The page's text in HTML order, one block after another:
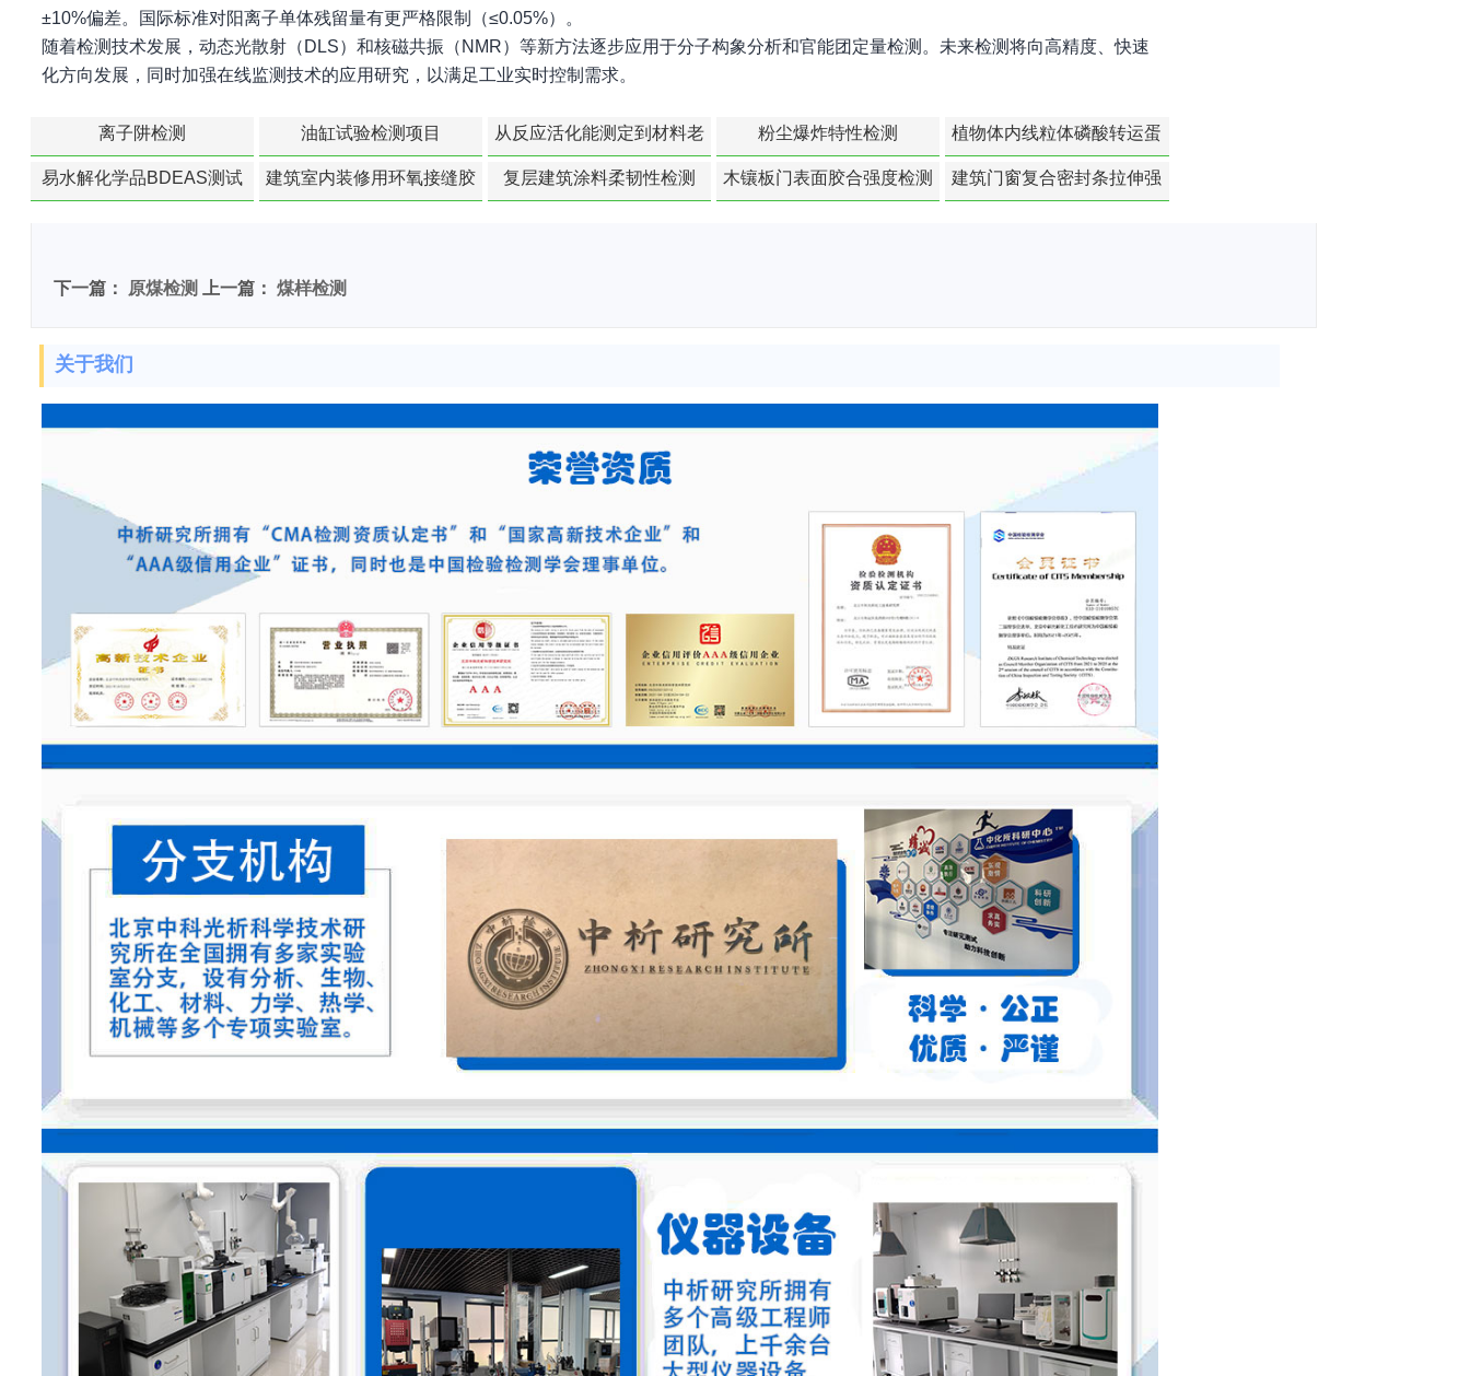
±10%偏差。国际标准对阳离子单体残留量有更严格限制（≤0.05%）。
随着检测技术发展，动态光散射（DLS）和核磁共振（NMR）等新方法逐步应用于分子构象分析和官能团定量检测。未来检测将向高精度、快速
化方向发展，同时加强在线监测技术的应用研究，以满足工业实时控制需求。
离子阱检测 油缸试验检测项目
从反应活化能测定到材料老
化寿命预测的经典模型
粉尘爆炸特性检测
植物体内线粒体磷酸转运蛋
白活性检测
易水解化学品BDEAS测试
建筑室内装修用环氧接缝胶
复层建筑涂料柔韧性检测 木镶板门表面胶合强度检测
建筑门窗复合密封条拉伸强
下一篇： 原煤检测 上一篇： 煤样检测
关于我们